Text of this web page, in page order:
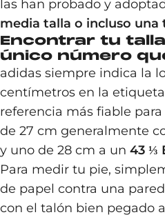
las han probado y
media talla o incluso una
Encontrar tu
único número
adidas siempre indica la
centímetros en la
referencia más fiable
de 27 cm generalmente
y uno de 28 cm a un 43 ⅓
Para medir tu pie,
de papel contra una
con el talón bien pegado